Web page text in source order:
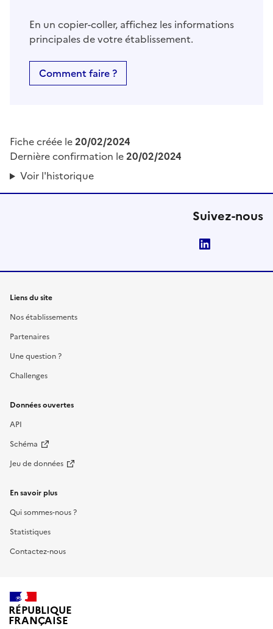
En un copier-coller, affichez les informations
principales de votre établissement.
Comment faire ?
Fiche créée le20/02/2024
Dernière confirmation le20/02/2024
Voir l'historique
Suivez-nous
Liens du site
Nos établissements
Partenaires
Une question ?
Challenges
Données ouvertes
API
Schéma
Jeu de données
En savoir plus
Qui sommes-nous ?
Statistiques
Contactez-nous
RÉPUBLIQUE
FRANÇAISE